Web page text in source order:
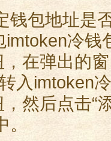
钱包地址是
imtoken冷
，在弹出的
入imtoken
，然后点击“
。